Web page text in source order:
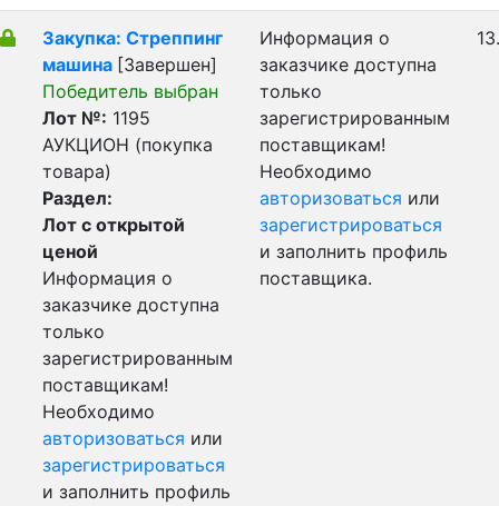
Закупка: Стреппинг
машина [Завершен]
Победитель выбран
Лот №: 1195
АУКЦИОН (покупка
товара)
Раздел:
Лот с открытой
ценой
Информация о
заказчике доступна
только
зарегистрированным
поставщикам!
Необходимо
авторизоваться или
зарегистрироваться
и заполнить профиль
Информация о
заказчике доступна
только
зарегистрированным
поставщикам!
Необходимо
авторизоваться или
зарегистрироваться
и заполнить профиль
поставщика.